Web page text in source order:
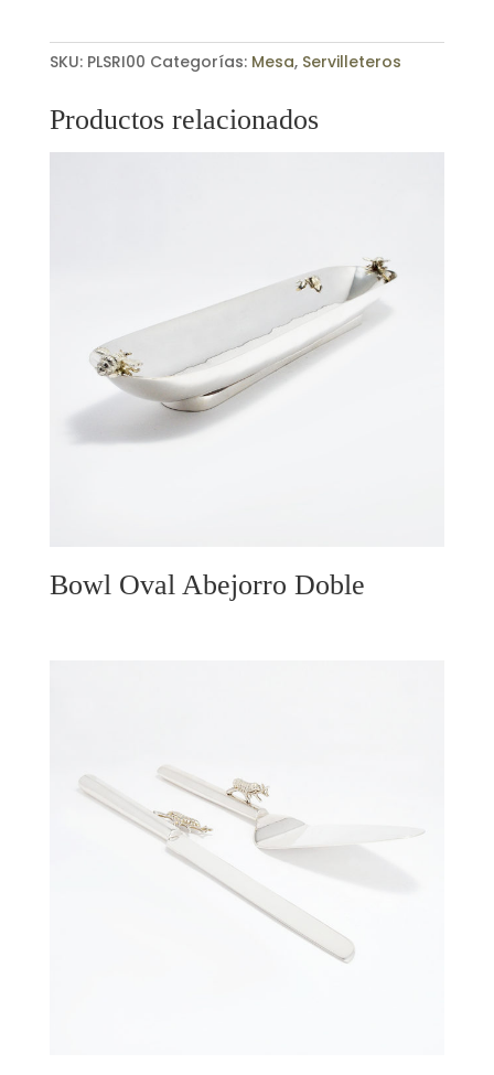
SKU: PLSRI00 Categorías: Mesa, Servilleteros
Productos relacionados
Bowl Oval Abejorro Doble